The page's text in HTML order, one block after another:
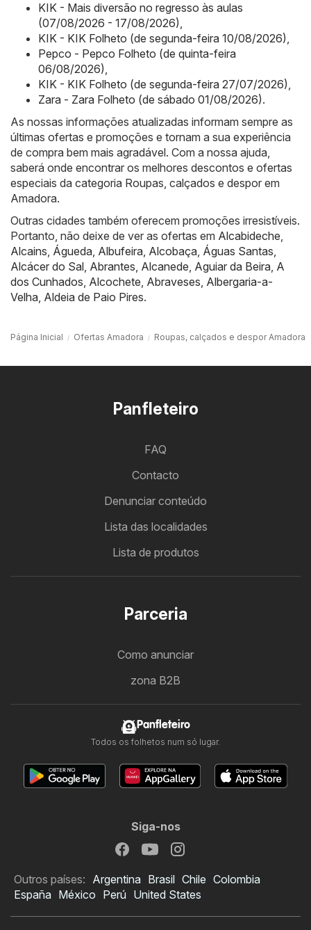
KIK - Mais diversão no regresso às aulas
(07/08/2026 - 17/08/2026),
KIK - KIK Folheto (de segunda-feira 10/08/2026),
Pepco - Pepco Folheto (de quinta-feira
06/08/2026),
KIK - KIK Folheto (de segunda-feira 27/07/2026),
Zara - Zara Folheto (de sábado 01/08/2026).
As nossas informações atualizadas informam sempre as
últimas ofertas e promoções e tornam a sua experiência
de compra bem mais agradável. Com a nossa ajuda,
saberá onde encontrar os melhores descontos e ofertas
especiais da categoria Roupas, calçados e despor em
Amadora.
Outras cidades também oferecem promoções irresistíveis.
Portanto, não deixe de ver as ofertas em Alcabideche,
Alcains, Águeda, Albufeira, Alcobaça, Águas Santas,
Alcácer do Sal, Abrantes, Alcanede, Aguiar da Beira, A
dos Cunhados, Alcochete, Abraveses, Albergaria-a-
Velha, Aldeia de Paio Pires.
Página Inicial Ofertas Amadora Roupas, calçados e despor Amadora
Panfleteiro
FAQ
Contacto
Denunciar conteúdo
Lista das localidades
Lista de produtos
Parceria
Como anunciar
zona B2B
Panfleteiro
Todos os folhetos num só lugar.
Siga-nos
Outros países: Argentina Brasil Chile Colombia
España México Perú United States